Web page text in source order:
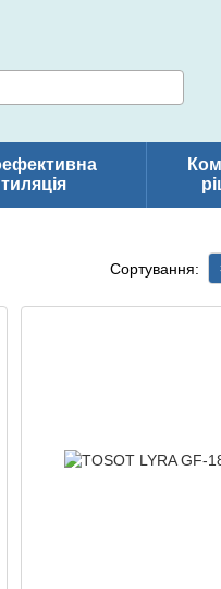
Сортування: